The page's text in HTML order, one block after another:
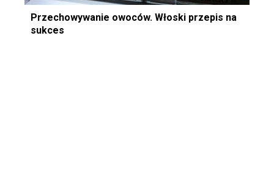
Przechowywanie owoców. Włoski przepis na
sukces